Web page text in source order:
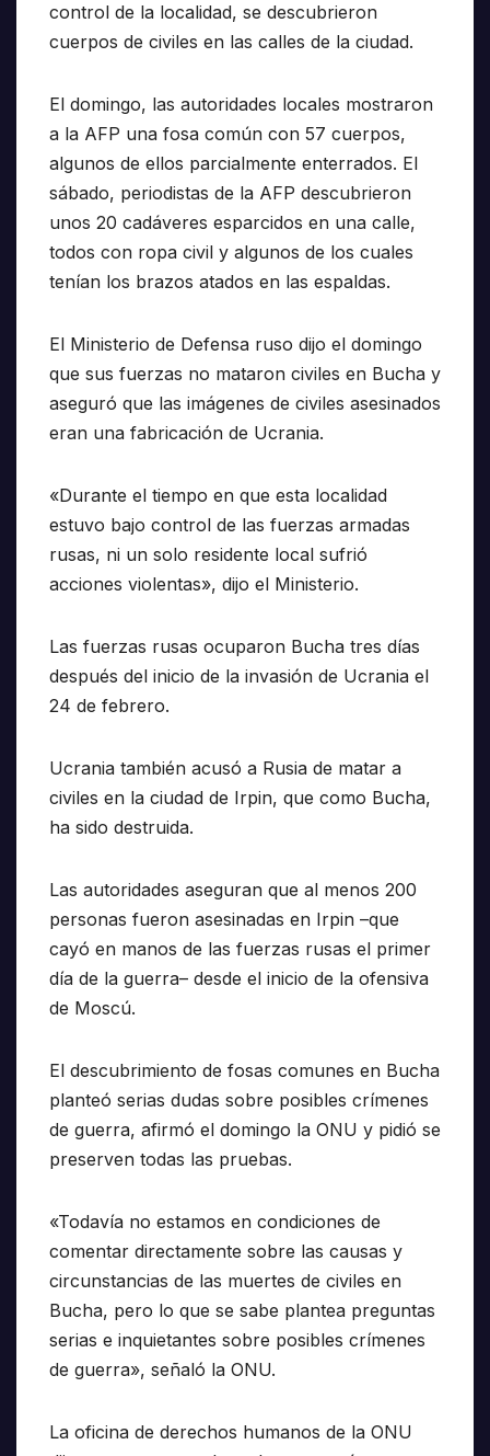
control de la localidad, se descubrieron
cuerpos de civiles en las calles de la ciudad.
El domingo, las autoridades locales mostraron
a la AFP una fosa común con 57 cuerpos,
algunos de ellos parcialmente enterrados. El
sábado, periodistas de la AFP descubrieron
unos 20 cadáveres esparcidos en una calle,
todos con ropa civil y algunos de los cuales
tenían los brazos atados en las espaldas.
El Ministerio de Defensa ruso dijo el domingo
que sus fuerzas no mataron civiles en Bucha y
aseguró que las imágenes de civiles asesinados
eran una fabricación de Ucrania.
«Durante el tiempo en que esta localidad
estuvo bajo control de las fuerzas armadas
rusas, ni un solo residente local sufrió
acciones violentas», dijo el Ministerio.
Las fuerzas rusas ocuparon Bucha tres días
después del inicio de la invasión de Ucrania el
24 de febrero.
Ucrania también acusó a Rusia de matar a
civiles en la ciudad de Irpin, que como Bucha,
ha sido destruida.
Las autoridades aseguran que al menos 200
personas fueron asesinadas en Irpin –que
cayó en manos de las fuerzas rusas el primer
día de la guerra– desde el inicio de la ofensiva
de Moscú.
El descubrimiento de fosas comunes en Bucha
planteó serias dudas sobre posibles crímenes
de guerra, afirmó el domingo la ONU y pidió se
preserven todas las pruebas.
«Todavía no estamos en condiciones de
comentar directamente sobre las causas y
circunstancias de las muertes de civiles en
Bucha, pero lo que se sabe plantea preguntas
serias e inquietantes sobre posibles crímenes
de guerra», señaló la ONU.
La oficina de derechos humanos de la ONU